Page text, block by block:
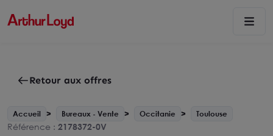
Retour aux offres
Accueil Bureaux - Vente Occitanie Toulouse
Référence : 2178372-0V